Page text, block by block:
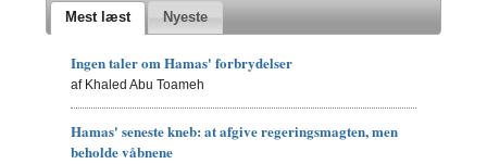
Mest læst Nyeste
Ingen taler om Hamas' forbrydelser
af Khaled Abu Toameh
Hamas' seneste kneb: at afgive regeringsmagten, men
beholde våbnene